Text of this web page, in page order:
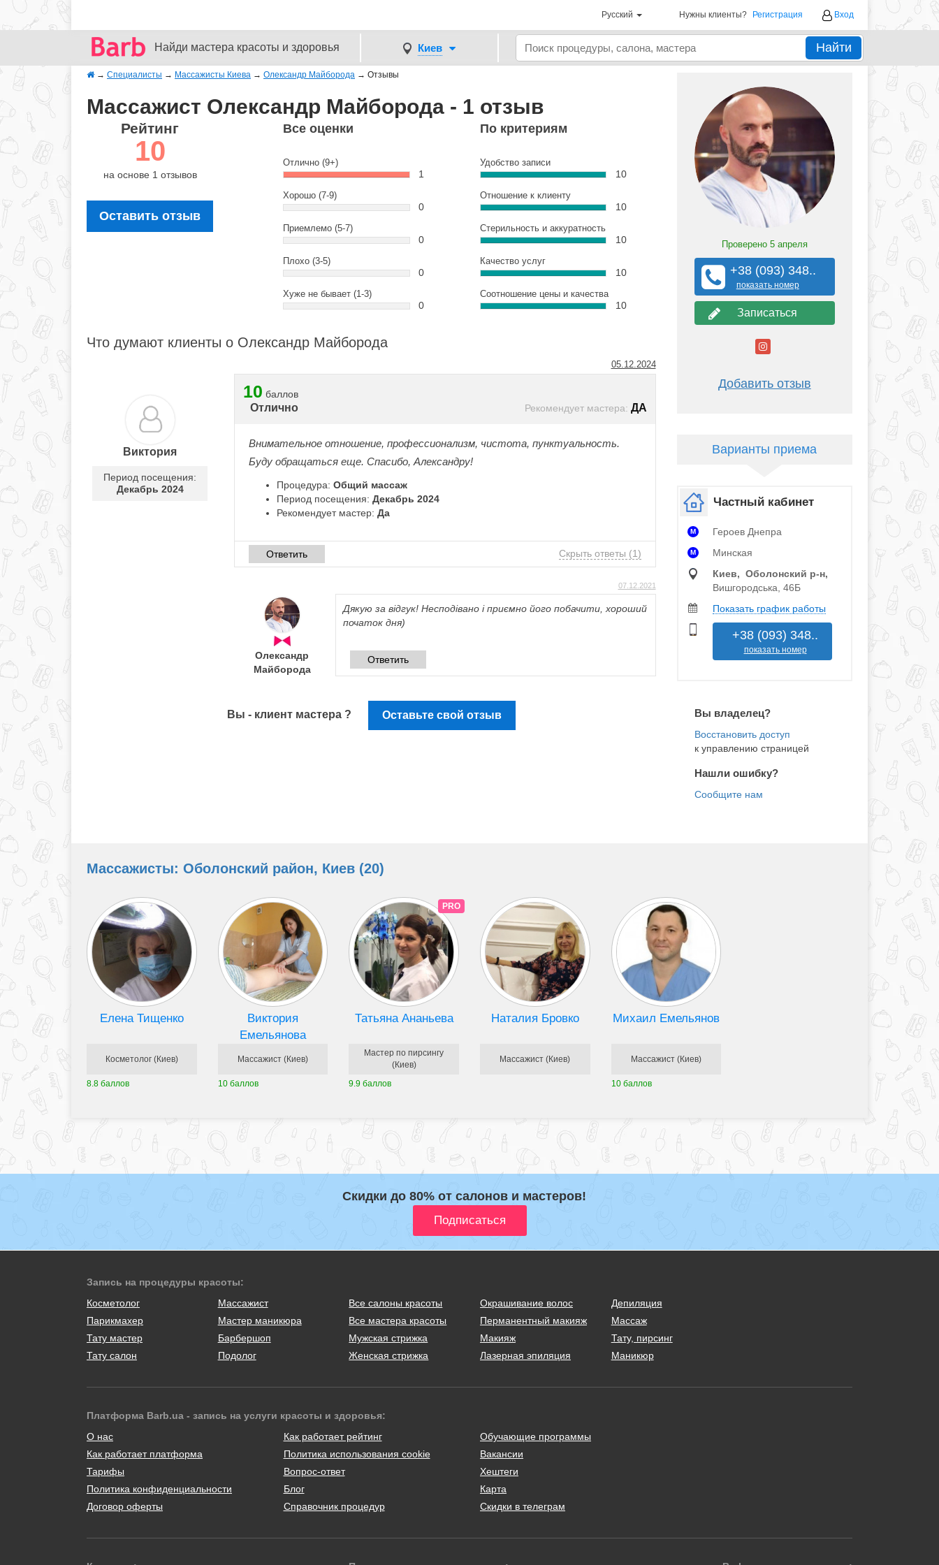
Русский Нужны клиенты? Регистрация Вход
Найди мастера красоты и здоровья Киев Найти
→ Специалисты → Массажисты Киева → Олександр Майборода → Отзывы
Массажист Олександр Майборода - 1 отзыв
Рейтинг
10
на основе 1 отзывов
Оставить отзыв
Все оценки
Отлично (9+)
1
Хорошо (7-9)
0
Приемлемо (5-7)
0
Плохо (3-5)
0
Хуже не бывает (1-3)
0
По критериям
Удобство записи
10
Отношение к клиенту
10
Стерильность и аккуратность
10
Качество услуг
10
Соотношение цены и качества
10
Что думают клиенты о Олександр Майборода
05.12.2024
Виктория
Период посещения:
Декабрь 2024
10 баллов
Отлично Рекомендует мастера: ДА
Внимательное отношение, профессионализм, чистота, пунктуальность.
Буду обращаться еще. Спасибо, Александру!
Процедура:Общий массаж
Период посещения:Декабрь 2024
Рекомендует мастер:Да
Ответить Скрыть ответы (1)
07.12.2021
Олександр
Майборода
Дякую за відгук! Несподівано і приємно його побачити, хороший
початок дня)
Ответить
Вы - клиент мастера ? Оставьте свой отзыв
Проверено 5 апреля
+38 (093) 348..
показать номер
Записаться
Добавить отзыв
Варианты приема
Частный кабинет
M Героев Днепра
M
Минская
Киев, Оболонский р‑н,
Вишгородська, 46Б
Показать график работы
+38 (093) 348..
показать номер
Вы владелец?
к управлению страницей
Нашли ошибку?
Массажисты: Оболонский район, Киев (20)
Елена Тищенко
Косметолог (Киев)
8.8 баллов
Виктория
Емельянова
Массажист (Киев)
10 баллов
PRO
Татьяна Ананьева
Мастер по пирсингу
(Киев)
9.9 баллов
Наталия Бровко
Массажист (Киев)
Михаил Емельянов
Массажист (Киев)
10 баллов
Скидки до 80% от салонов и мастеров!
Запись на процедуры красоты:
Косметолог
Массажист
Парикмахер
Мастер маникюра
Тату мастер
Барбершоп
Тату салон
Подолог
Все салоны красоты
Все мастера красоты
Мужская стрижка
Женская стрижка
Окрашивание волос
Перманентный макияж
Макияж
Лазерная эпиляция
Депиляция
Массаж
Тату, пирсинг
Маникюр
Платформа Barb.ua - запись на услуги красоты и здоровья:
О нас
Как работает платформа
Тарифы
Политика конфиденциальности
Договор оферты
Как работает рейтинг
Политика использования cookie
Вопрос-ответ
Блог
Справочник процедур
Обучающие программы
Вакансии
Хештеги
Карта
Скидки в телеграм